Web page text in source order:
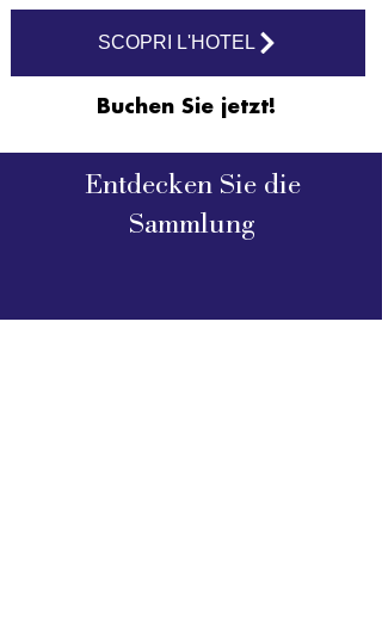
SCOPRI L'HOTEL
Buchen Sie jetzt!
Entdecken Sie die
Sammlung